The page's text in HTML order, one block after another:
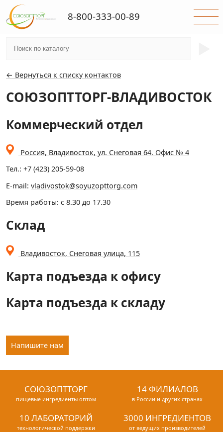
← Вернуться к списку контактов
СОЮЗОПТТОРГ-ВЛАДИВОСТОК
Коммерческий отдел
Россия, Владивосток, ул. Снеговая 64. Офис № 4
Тел.: +7 (423) 205-59-08
E-mail: vladivostok@soyuzopttorg.com
Время работы: c 8.30 до 17.30
Склад
Владивосток, Снеговая улица, 115
Карта подъезда к офису
Карта подъезда к складу
Напишите нам
СОЮЗОПТТОРГ
пищевые ингредиенты оптом
14 ФИЛИАЛОВ
в России и других странах
10 ЛАБОРАТОРИЙ
технологической поддержки
3000 ИНГРЕДИЕНТОВ
от ведущих производителей
8-800-333-00-89